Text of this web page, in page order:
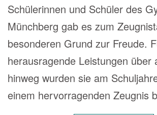
Schülerinnen und Schüler des
Münchberg gab es zum
besonderen Grund zur Freude.
herausragende Leistungen über
hinweg wurden sie am
einem hervorragenden Zeugnis